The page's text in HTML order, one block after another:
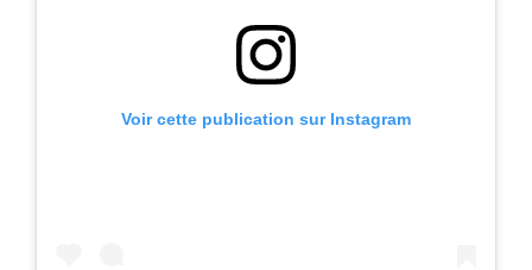
Voir cette publication sur Instagram